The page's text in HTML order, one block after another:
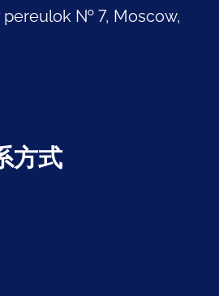
pereulok № 7, Moscow,
方式